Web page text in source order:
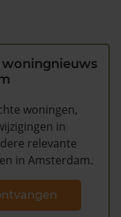
woningen,
in
relevante
in Amsterdam.